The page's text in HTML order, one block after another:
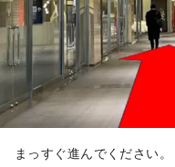
まっすぐ進んでください。